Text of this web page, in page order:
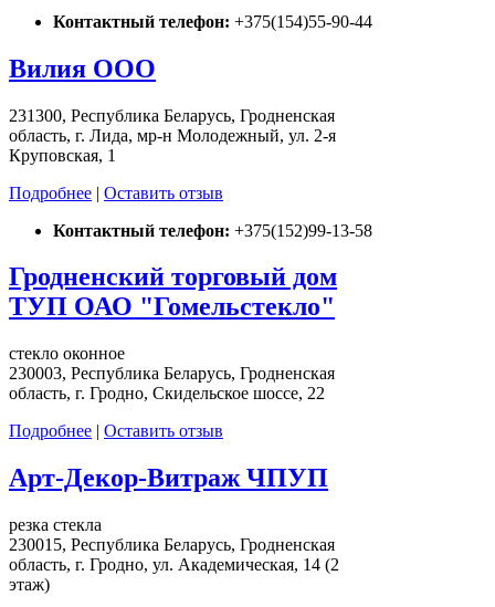
Контактный телефон: +375(154)55-90-44
Вилия ООО
231300, Республика Беларусь, Гродненская
область, г. Лида, мр-н Молодежный, ул. 2-я
Круповская, 1
Подробнее | Оставить отзыв
Контактный телефон: +375(152)99-13-58
Гродненский торговый дом
ТУП ОАО "Гомельстекло"
стекло оконное
230003, Республика Беларусь, Гродненская
область, г. Гродно, Скидельское шоссе, 22
Подробнее | Оставить отзыв
Арт-Декор-Витраж ЧПУП
резка стекла
230015, Республика Беларусь, Гродненская
область, г. Гродно, ул. Академическая, 14 (2
этаж)